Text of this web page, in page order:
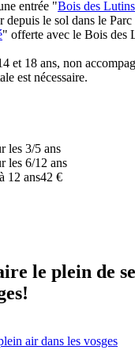
entrée "Bois des Lutins
depuis le sol dans le
" offerte avec le Bois des
et 18 ans, non
est nécessaire.
les 3/5 ans
les 6/12 ans
12 ans42 €
le plein de